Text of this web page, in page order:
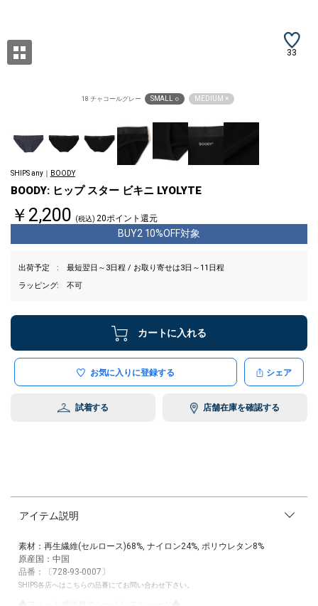
33
18 チャコールグレー SMALL ○ MEDIUM ×
SHIPS any｜ BOODY
BOODY: ヒップ スター ビキニ LYOLYTE
￥2,200 (税込) 20ポイント還元
BUY2 10%OFF対象
出荷予定
最短翌日～3日程 / お取り寄せは3日～11日程
ラッピング
不可
カートに入れる
お気に入りに登録する シェア
試着する 店舗在庫を確認する
アイテム説明
素材：再生繊維(セルロース)68%, ナイロン24%, ポリウレタン8%
原産国：中国
品番：〔728-93-0007〕
SHIPS各店へはこちらの品番にてお問い合わせ下さい。